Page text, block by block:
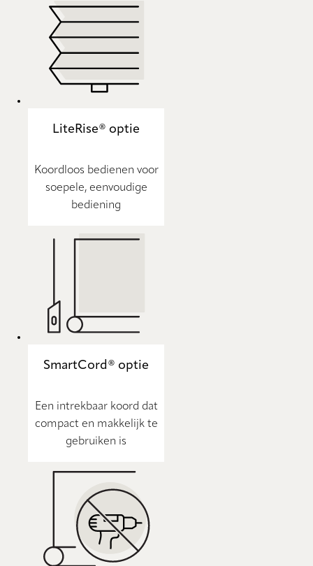
LiteRise® optie
Koordloos bedienen voor
soepele, eenvoudige
bediening
SmartCord® optie
Een intrekbaar koord dat
compact en makkelijk te
gebruiken is